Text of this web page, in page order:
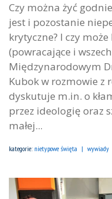
Czy można żyć
jest i pozostanie
krytyczne? I czy
(powracające i
Międzynarodowym
Kubok w rozmowie z
dyskutuje m.in. o
przez ideologię oraz
małej...
kategorie: nietypowe święta wywiady